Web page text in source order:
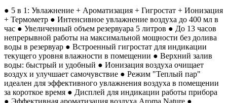
● 5 в 1: Увлажнение + Ароматизация + Гигростат + Ионизация
+ Термометр ● Интенсивное увлажнение воздуха до 400 мл в
час ● Увеличенный объем резервуара 5 литров ● До 13 часов
непрерывной работы на максимальной мощности без долива
воды в резервуар ● Встроенный гигростат для индикации
текущего уровня влажности в помещении ● Верхний залив
воды: быстрый и удобный ● Ионизация воздуха очищает
воздух и улучшает самочувствие ● Режим "Теплый пар"
идеален для эффективного увлажнения воздуха в помещении
за короткое время ● Дисплей для индикации работы прибора